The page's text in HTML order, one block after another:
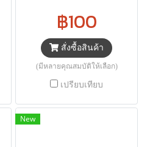
฿100
สั่งซื้อสินค้า
(มีหลายคุณสมบัติให้เลือก)
เปรียบเทียบ
New